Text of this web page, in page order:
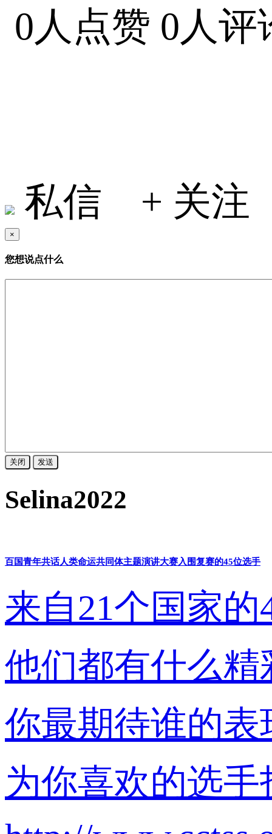
0人点赞 0人评
私信 + 关注
×
您想说点什么
关闭 发送
Selina2022
百国青年共话人类命运共同体主题演讲大赛入围复赛的45位选手
来自21个国家
他们都有什么精
你最期待谁的表
为你喜欢的选手